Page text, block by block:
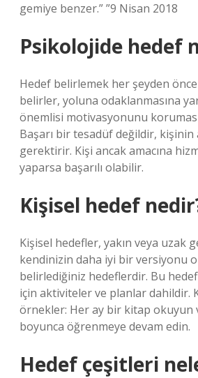
gemiye benzer.” ”9 Nisan 2018
Psikolojide hedef
Hedef belirlemek her şeyden
belirler, yoluna odaklanmasına
önemlisi motivasyonunu
Başarı bir tesadüf değildir, kişinin
gerektirir. Kişi ancak amacına
yaparsa başarılı olabilir.
Kişisel hedef
Kişisel hedefler, yakın veya uzak
kendinizin daha iyi bir versiyonu
belirlediğiniz hedeflerdir. Bu
için aktiviteler ve planlar dahildir.
örnekler: Her ay bir kitap okuyun
boyunca öğrenmeye devam edin.
Hedef çeşitleri